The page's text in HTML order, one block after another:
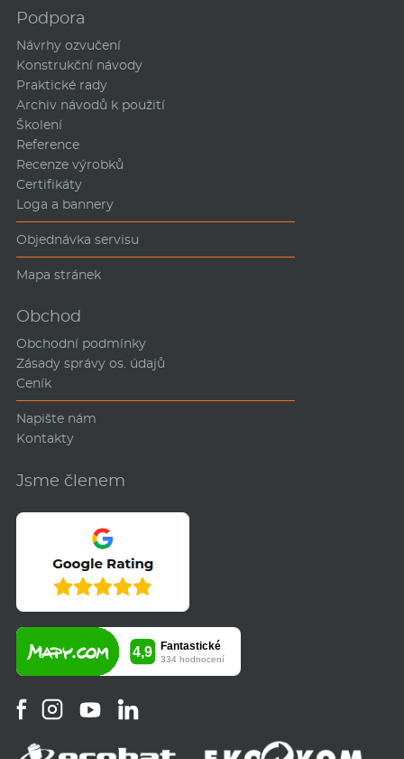
Podpora
Návrhy ozvučení
Konstrukční návody
Praktické rady
Archiv návodů k použití
Školení
Reference
Recenze výrobků
Certifikáty
Loga a bannery
Objednávka servisu
Mapa stránek
Obchod
Obchodní podmínky
Zásady správy os. údajů
Ceník
Napište nám
Kontakty
Jsme členem